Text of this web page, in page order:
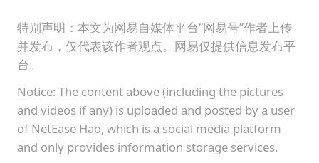
特别声明：本文为网易自媒体平台“网易号”作者上传
并发布，仅代表该作者观点。网易仅提供信息发布平
台。
Notice: The content above (including the pictures
and videos if any) is uploaded and posted by a user
of NetEase Hao, which is a social media platform
and only provides information storage services.